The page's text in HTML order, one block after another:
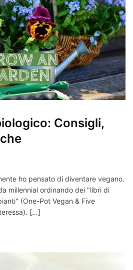
Consigli,
ho pensato di diventare vegano.
millennial ordinando dei "libri di
(One-Pot Vegan & Five
[…]